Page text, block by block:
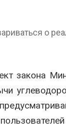
о
закона
судов
2026